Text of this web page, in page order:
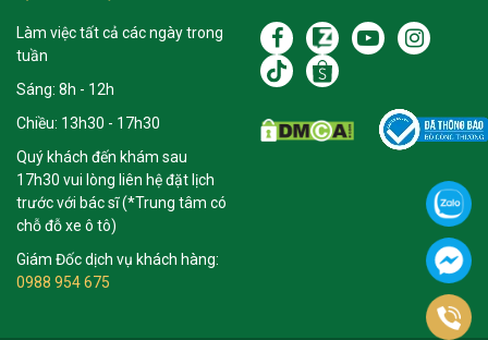
Làm việc tất cả các ngày trong
tuần
Sáng: 8h - 12h
Chiều: 13h30 - 17h30
Quý khách đến khám sau
17h30 vui lòng liên hệ đặt lịch
trước với bác sĩ (*Trung tâm có
chỗ đỗ xe ô tô)
Giám Đốc dịch vụ khách hàng:
0988 954 675